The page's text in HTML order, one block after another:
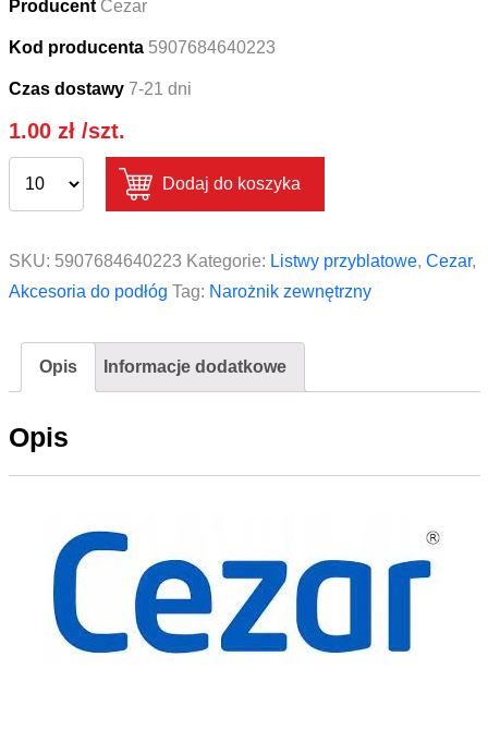
Producent Cezar
Kod producenta 5907684640223
Czas dostawy 7-21 dni
1.00 zł/szt.
Dodaj do koszyka
SKU: 5907684640223 Kategorie: Listwy przyblatowe, Cezar,
Akcesoria do podłóg Tag: Narożnik zewnętrzny
Opis Informacje dodatkowe
Opis